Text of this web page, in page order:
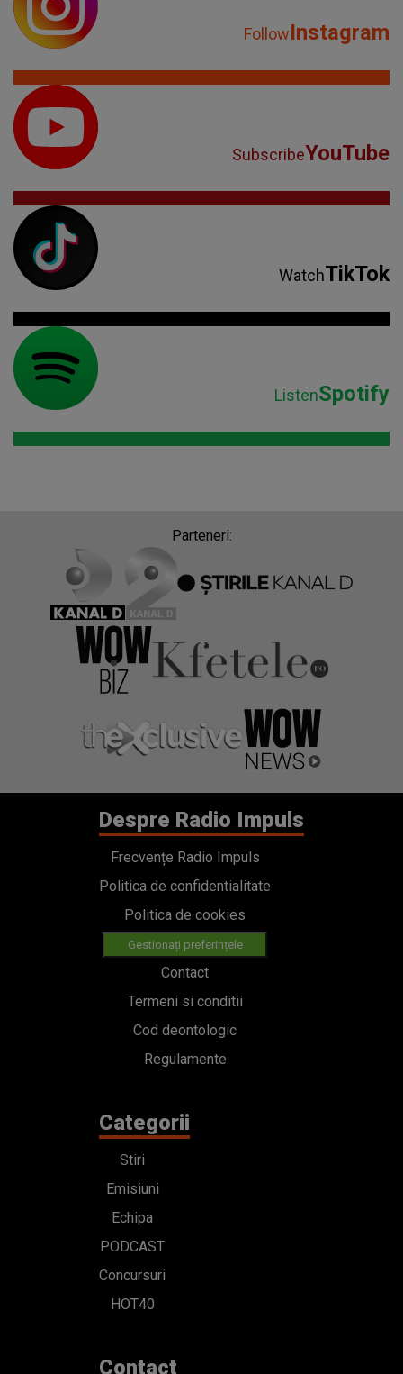
FollowInstagram
SubscribeYouTube
WatchTikTok
ListenSpotify
Parteneri:
Despre Radio Impuls
Frecvențe Radio Impuls
Politica de confidentialitate
Politica de cookies
Gestionați preferințele
Contact
Termeni si conditii
Cod deontologic
Regulamente
Categorii
Stiri
Emisiuni
Echipa
PODCAST
Concursuri
HOT40
Contact